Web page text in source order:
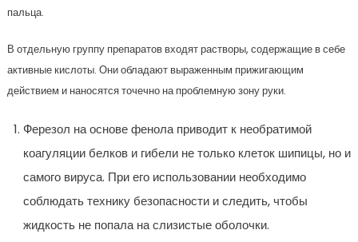
пальца.
В отдельную группу препаратов входят растворы, содержащие в себе
активные кислоты. Они обладают выраженным прижигающим
действием и наносятся точечно на проблемную зону руки.
Ферезол на основе фенола приводит к необратимой
коагуляции белков и гибели не только клеток шипицы, но и
самого вируса. При его использовании необходимо
соблюдать технику безопасности и следить, чтобы
жидкость не попала на слизистые оболочки.